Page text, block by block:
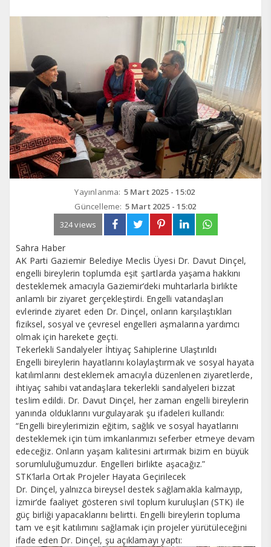
Yayınlanma: 5 Mart 2025 - 15:02
Güncelleme: 5 Mart 2025 - 15:02
324 views
Sahra Haber
AK Parti Gaziemir Belediye Meclis Üyesi Dr. Davut Dinçel,
engelli bireylerin toplumda eşit şartlarda yaşama hakkını
desteklemek amacıyla Gaziemir’deki muhtarlarla birlikte
anlamlı bir ziyaret gerçekleştirdi. Engelli vatandaşları
evlerinde ziyaret eden Dr. Dinçel, onların karşılaştıkları
fiziksel, sosyal ve çevresel engelleri aşmalarına yardımcı
olmak için harekete geçti.
Tekerlekli Sandalyeler İhtiyaç Sahiplerine Ulaştırıldı
Engelli bireylerin hayatlarını kolaylaştırmak ve sosyal hayata
katılımlarını desteklemek amacıyla düzenlenen ziyaretlerde,
ihtiyaç sahibi vatandaşlara tekerlekli sandalyeleri bizzat
teslim edildi. Dr. Davut Dinçel, her zaman engelli bireylerin
yanında olduklarını vurgulayarak şu ifadeleri kullandı:
“Engelli bireylerimizin eğitim, sağlık ve sosyal hayatlarını
desteklemek için tüm imkanlarımızı seferber etmeye devam
edeceğiz. Onların yaşam kalitesini artırmak bizim en büyük
sorumluluğumuzdur. Engelleri birlikte aşacağız.”
STK’larla Ortak Projeler Hayata Geçirilecek
Dr. Dinçel, yalnızca bireysel destek sağlamakla kalmayıp,
İzmir’de faaliyet gösteren sivil toplum kuruluşları (STK) ile
güç birliği yapacaklarını belirtti. Engelli bireylerin topluma
tam ve eşit katılımını sağlamak için projeler yürütüleceğini
ifade eden Dr. Dinçel, şu açıklamayı yaptı: